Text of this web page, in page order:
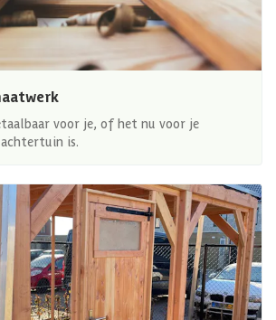
voor je, of het nu voor je
is.